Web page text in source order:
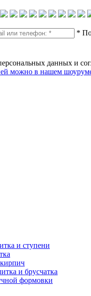
*
данных и
можно в нашем
и ступени
и брусчатка
формовки